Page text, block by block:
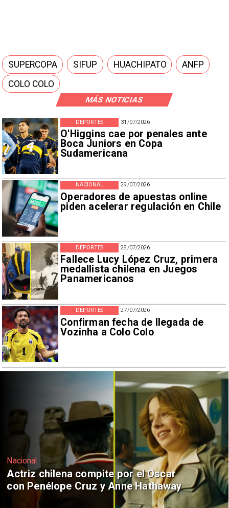
MÁS NOTICIAS
31/07/2026
O'Higgins cae por penales ante
Boca Juniors en Copa
Sudamericana
DEPORTES
29/07/2026
Operadores de apuestas online
piden acelerar regulación en Chile
NACIONAL
28/07/2026
Fallece Lucy López Cruz, primera
medallista chilena en Juegos
Panamericanos
DEPORTES
27/07/2026
Confirman fecha de llegada de
Vozinha a Colo Colo
DEPORTES
SUPERCOPA SIFUP HUACHIPATO
ANFP
COLO COLO
Nacional
Ministro Quiroz detalla megarreforma
tras cadena nacional de Kast